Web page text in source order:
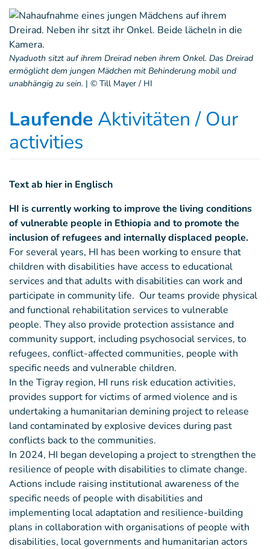
Nyaduoth sitzt auf ihrem Dreirad neben ihrem Onkel. Das Dreirad
ermöglicht dem jungen Mädchen mit Behinderung mobil und
unabhängig zu sein. | © Till Mayer / HI
Laufende Aktivitäten / Our
activities
Text ab hier in Englisch
HI is currently working to improve the living conditions
of vulnerable people in Ethiopia and to promote the
inclusion of refugees and internally displaced people.
For several years, HI has been working to ensure that
children with disabilities have access to educational
services and that adults with disabilities can work and
participate in community life. Our teams provide physical
and functional rehabilitation services to vulnerable
people. They also provide protection assistance and
community support, including psychosocial services, to
refugees, conflict-affected communities, people with
specific needs and vulnerable children.
In the Tigray region, HI runs risk education activities,
provides support for victims of armed violence and is
undertaking a humanitarian demining project to release
land contaminated by explosive devices during past
conflicts back to the communities.
In 2024, HI began developing a project to strengthen the
resilience of people with disabilities to climate change.
Actions include raising institutional awareness of the
specific needs of people with disabilities and
implementing local adaptation and resilience-building
plans in collaboration with organisations of people with
disabilities, local governments and humanitarian actors